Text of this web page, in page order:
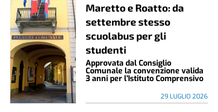
Maretto e Roatto: da
settembre stesso
scuolabus per gli
studenti
Approvata dal Consiglio
Comunale la convenzione valida
3 anni per l'Istituto Comprensivo
29 LUGLIO 2026